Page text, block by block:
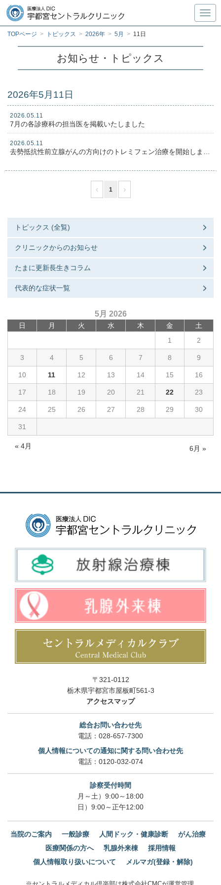
TOPページ > トピックス > 2026年 > 5月 > 11日
お知らせ・トピックス
2026年5月11日
2026.05.11
7月の各診療科の担当医を掲載いたしました
2026.05.11
‹ 1 ›
トピックス (全覧)
クリニックからのお知らせ
たまに更新長生きコラム
代表的な症状一覧
5月 2026
日 月 火 水 木 金 土
« 4月 6月 »
1 2
3 4 5 6 7 8 9
10 11 12 13 14 15 16
17 18 19 20 21 22 23
24 25 26 27 28 29 30
31
〒321-0112
栃木県宇都宮市屋板町561-3
アクセスマップ
総合お問い合わせ先
電話： 028-657-7300
個人情報についての通知に関する問い合わせ先
電話： 0120-032-074
診察受付時間
月～土）9:00～18:00
日）9:00～正午12:00
当院のご案内 一般診療 人間ドック・健康診断
がん治療
医療関係の方へ
乳腺外来棟
採用情報
個人情報取り扱いについて
メルマガ(登録・解除)